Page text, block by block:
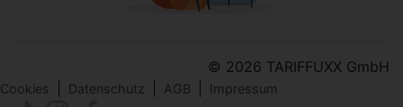
© 2026 TARIFFUXX GmbH
Cookies Datenschutz AGB Impressum